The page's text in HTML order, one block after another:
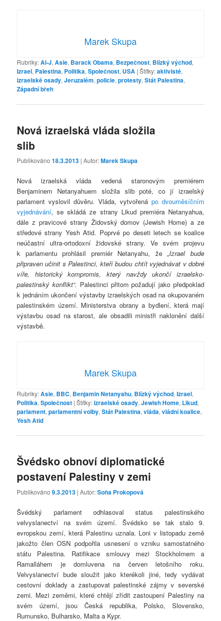
Marek Skupa
Rubriky:Al-J,Asie, Barack Obama, Bezpečnost, Blízký východ,
Izrael, Palestina, Politika,Společnost, USA |Štítky:aktivisté,
izraelské osady,Jeruzalém,policie,protesty,Stát Palestina,
Západní břeh
Nová izraelská vláda složila
slib
Publikováno18.3.2013 | Autor:Marek Skupa
Nová izraelská vláda vedená staronovým premiérem
Benjaminem Netanyahuem složila slib poté, co jí izraelský
parlament vyslovil důvěru. Vláda, vytvořená po dvouměsíčním
vyjednávání, se skládá ze strany Likud premiéra Netanyahua,
dále z pravicové strany Židovský domov (Jewish Home) a ze
středové strany Yesh Atid. Poprvé po deseti letech se koalice
neúčastní ultra-ortodoxní židovské strany. Ve svém projevu
k parlamentu prohlásil premiér Netanyahu, že„Izrael bude
připraven učinit s Palestinci, kteří budou chtít vyjednávat v dobré
víře, historický kompromis, který navždy ukončí izraelsko-
palestinský konflikt“. Palestinci přitom požadují jako předpoklad
k jednáním ukončení výstavby izraelských osad na okupovaném
palestinském území. Ministerstva obrany a bydlení, která mají
výstavbu osad na starost, ale obsadili ministři naklonění další
výstavbě.
Marek Skupa
Rubriky:Asie, BBC, Benjamin Netanyahu, Blízký východ,Izrael,
Politika,Společnost |Štítky:izraelské osady,Jewish Home, Likud,
parlament,parlamentní volby,Stát Palestina,vláda,vládní koalice,
Yesh Atid
Švédsko obnoví diplomatické
postavení Palestiny v zemi
Publikováno9.3.2013 | Autor:Soňa Prokopová
Švédský parlament odhlasoval status palestinského
velvyslanectví na svém území. Švédsko se tak stalo 9.
evropskou zemí, která Palestinu uznala. Loni v listopadu země
jakožto člen OSN podpořila usnesení o vzniku samostatného
státu Palestina. Ratifikace smlouvy mezi Stockholmem a
Ramalláhem je domluvena na červen letošního roku.
Velvyslanectví bude sloužit jako kterékoli jiné, tedy vydávat
cestovní doklady a zastupovat palestinské zájmy v severské
zemi. Mezi zeměmi, které chtějí zřídit zastoupení Palestiny na
svém území, jsou Česká republika, Polsko, Slovensko,
Rumunsko, Bulharsko, Malta a Kypr.